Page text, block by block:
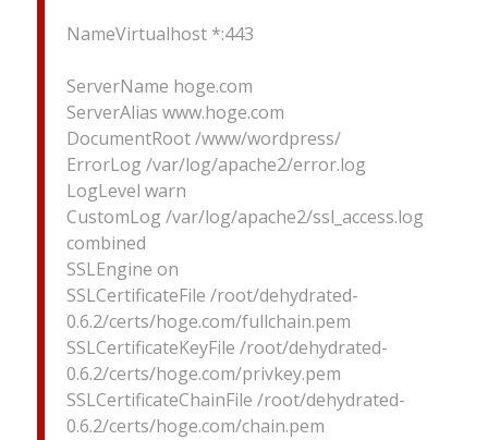
NameVirtualhost *:443
ServerName hoge.com
ServerAlias www.hoge.com
DocumentRoot /www/wordpress/
ErrorLog /var/log/apache2/error.log
LogLevel warn
CustomLog /var/log/apache2/ssl_access.log
combined
SSLEngine on
SSLCertificateFile /root/dehydrated-
0.6.2/certs/hoge.com/fullchain.pem
SSLCertificateKeyFile /root/dehydrated-
0.6.2/certs/hoge.com/privkey.pem
SSLCertificateChainFile /root/dehydrated-
0.6.2/certs/hoge.com/chain.pem